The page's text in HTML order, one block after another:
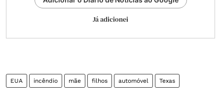
Já adicionei
EUA incêndio mãe filhos automóvel Texas